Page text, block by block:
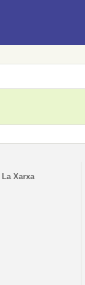
La Xarxa